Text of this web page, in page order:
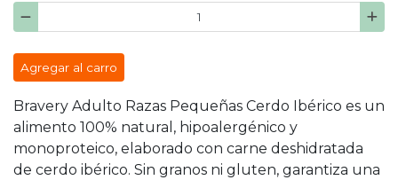
Agregar al carro
Bravery Adulto Razas Pequeñas Cerdo Ibérico es un
alimento 100% natural, hipoalergénico y
monoproteico, elaborado con carne deshidratada
de cerdo ibérico. Sin granos ni gluten, garantiza una